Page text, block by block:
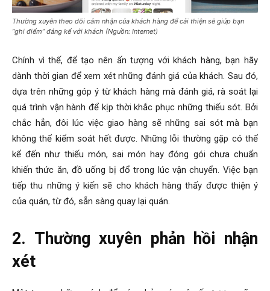
Thường xuyên theo dõi cảm nhận của khách hàng để cải thiện sẽ giúp bạn
“ghi điểm” đáng kể với khách (Nguồn: Internet)
Chính vì thế, để tạo nên ấn tượng với khách hàng, bạn hãy
dành thời gian để xem xét những đánh giá của khách. Sau đó,
dựa trên những góp ý từ khách hàng mà đánh giá, rà soát lại
quá trình vận hành để kịp thời khắc phục những thiếu sót. Bởi
chắc hẳn, đôi lúc việc giao hàng sẽ những sai sót mà bạn
không thể kiểm soát hết được. Những lỗi thường gặp có thể
kể đến như thiếu món, sai món hay đóng gói chưa chuẩn
khiến thức ăn, đồ uống bị đổ trong lúc vận chuyển. Việc bạn
tiếp thu những ý kiến sẽ cho khách hàng thấy được thiện ý
của quán, từ đó, sẵn sàng quay lại quán.
2. Thường xuyên phản hồi nhận
xét